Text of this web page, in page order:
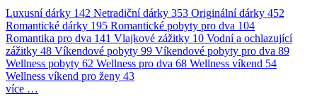
Luxusní dárky 142 Netradiční dárky 353 Originální dárky 452
Romantické dárky 195 Romantické pobyty pro dva 104
Romantika pro dva 141 Vlajkové zážitky 10 Vodní a ochlazující
zážitky 48 Víkendové pobyty 99 Víkendové pobyty pro dva 89
Wellness pobyty 62 Wellness pro dva 68 Wellness víkend 54
Wellness víkend pro ženy 43
více …